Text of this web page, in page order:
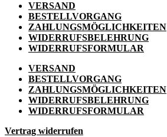
VERSAND
BESTELLVORGANG
ZAHLUNGSMÖGLICHKEITEN
WIDERRUFSBELEHRUNG
WIDERRUFSFORMULAR
VERSAND
BESTELLVORGANG
ZAHLUNGSMÖGLICHKEITEN
WIDERRUFSBELEHRUNG
WIDERRUFSFORMULAR
Vertrag widerrufen